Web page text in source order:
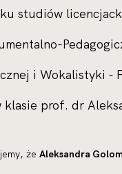
studiów
i Wokalistyki -
klasie prof. dr
że Aleksandra